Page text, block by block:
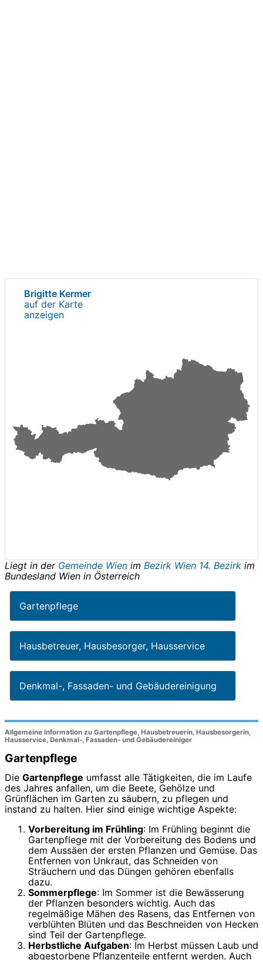
Brigitte Kermer
auf der Karte
anzeigen
Liegt in der Gemeinde Wien im Bezirk Wien 14. Bezirk im
Bundesland Wien in Österreich
Gartenpflege
Hausbetreuer, Hausbesorger, Hausservice
Denkmal-, Fassaden- und Gebäudereinigung
Allgemeine Information zu Gartenpflege, Hausbetreuerin, Hausbesorgerin,
Hausservice, Denkmal-, Fassaden- und Gebäudereiniger
Gartenpflege
Die Gartenpflege umfasst alle Tätigkeiten, die im Laufe
des Jahres anfallen, um die Beete, Gehölze und
Grünflächen im Garten zu säubern, zu pflegen und
instand zu halten. Hier sind einige wichtige Aspekte:
Vorbereitung im Frühling: Im Frühling beginnt die
Gartenpflege mit der Vorbereitung des Bodens und
dem Aussäen der ersten Pflanzen und Gemüse. Das
Entfernen von Unkraut, das Schneiden von
Sträuchern und das Düngen gehören ebenfalls
dazu.
Sommerpflege: Im Sommer ist die Bewässerung
der Pflanzen besonders wichtig. Auch das
regelmäßige Mähen des Rasens, das Entfernen von
verblühten Blüten und das Beschneiden von Hecken
sind Teil der Gartenpflege.
Herbstliche Aufgaben: Im Herbst müssen Laub und
abgestorbene Pflanzenteile entfernt werden. Auch